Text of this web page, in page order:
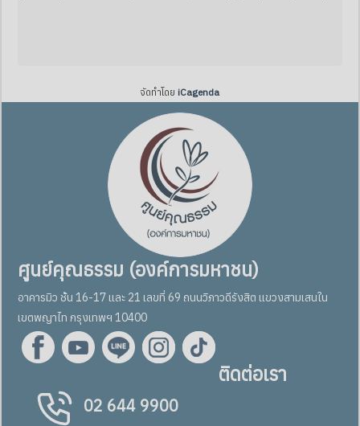
จัดทำโดย iCagenda
ศูนย์คุณธรรม (องค์การมหาชน)
อาคารมิว ชั้น 16-17 และ 21 เลขที่ 69 ถนนวิภาวดีรังสิต แขวงสามเสนใน
เขตพญาไท กรุงเทพฯ 10400
ติดต่อเรา
02 644 9900